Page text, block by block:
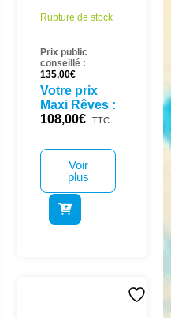
Rupture de stock
Prix public
conseillé :
135,00€
Votre prix
Maxi Rêves :
108,00€ TTC
Voir
plus